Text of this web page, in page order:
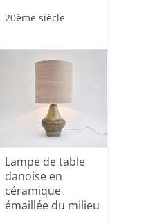
20ème siècle
Lampe de table
danoise en
céramique
émaillée du milieu